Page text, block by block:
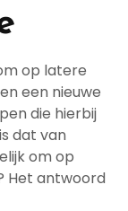
op latere
een nieuwe
die hierbij
dat van
om op
Het antwoord